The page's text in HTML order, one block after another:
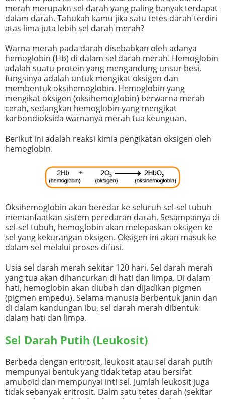
merah merupakn sel darah yang paling banyak terdapat
dalam darah. Tahukah kamu jika satu tetes darah terdiri
atas lima juta lebih sel darah merah?
Warna merah pada darah disebabkan oleh adanya
hemoglobin (Hb) di dalam sel darah merah. Hemoglobin
adalah suatu protein yang mengandung unsur besi,
fungsinya adalah untuk mengikat oksigen dan
membentuk oksihemoglobin. Hemoglobin yang
mengikat oksigen (oksihemoglobin) berwarna merah
cerah, sedangkan hemoglobin yang mengikat
karbondioksida warnanya merah tua keunguan.
Berikut ini adalah reaksi kimia pengikatan oksigen oleh
hemoglobin.
Oksihemoglobin akan beredar ke seluruh sel-sel tubuh
memanfaatkan sistem peredaran darah. Sesampainya di
sel-sel tubuh, hemoglobin akan melepaskan oksigen ke
sel yang kekurangan oksigen. Oksigen ini akan masuk ke
dalam sel melalui proses difusi.
Usia sel darah merah sekitar 120 hari. Sel darah merah
yang tua akan dihancurkan di hati dan limpa. Di dalam
hati, hemoglobin akan diubah dan dijadikan pigmen
(pigmen empedu). Selama manusia berbentuk janin dan
di dalam kandungan ibu, sel darah merah dibentuk
dalam hati dan limpa.
Sel Darah Putih (Leukosit)
Berbeda dengan eritrosit, leukosit atau sel darah putih
mempunyai bentuk yang tidak tetap atau bersifat
amuboid dan mempunyai inti sel. Jumlah leukosit juga
tidak sebanyak eritrosit. Dalm satu tetes darah (sekitar